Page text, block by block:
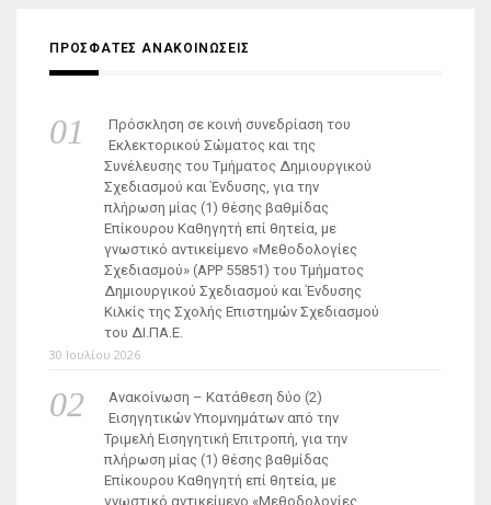
ΠΡΟΣΦΑΤΕΣ ΑΝΑΚΟΙΝΩΣΕΙΣ
Πρόσκληση σε κοινή συνεδρίαση του
Εκλεκτορικού Σώματος και της
Συνέλευσης του Τμήματος Δημιουργικού
Σχεδιασμού και Ένδυσης, για την
πλήρωση μίας (1) θέσης βαθμίδας
Επίκουρου Καθηγητή επί θητεία, με
γνωστικό αντικείμενο «Μεθοδολογίες
Σχεδιασμού» (ΑΡΡ 55851) του Τμήματος
Δημιουργικού Σχεδιασμού και Ένδυσης
Κιλκίς της Σχολής Επιστημών Σχεδιασμού
του ΔΙ.ΠΑ.Ε.
30 Ιουλίου 2026
Ανακοίνωση – Κατάθεση δύο (2)
Εισηγητικών Υπομνημάτων από την
Τριμελή Εισηγητική Επιτροπή, για την
πλήρωση μίας (1) θέσης βαθμίδας
Επίκουρου Καθηγητή επί θητεία, με
γνωστικό αντικείμενο «Μεθοδολογίες